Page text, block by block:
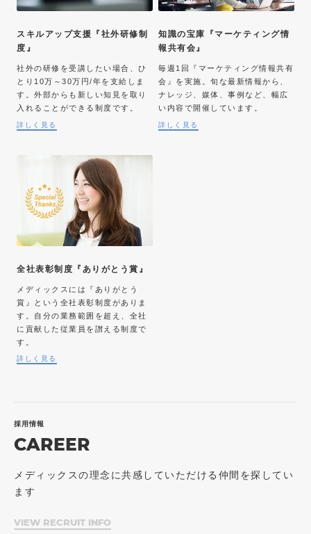
スキルアップ支援『社外研修制
度』
社外の研修を受講したい場合、ひ
とり10万～30万円/年を支給しま
す。外部からも新しい知見を取り
入れることができる制度です。
詳しく見る
知識の宝庫『マーケティング情
報共有会』
毎週1回『マーケティング情報共有
会』を実施。旬な最新情報から、
ナレッジ、媒体、事例など、幅広
い内容で開催しています。
詳しく見る
全社表彰制度『ありがとう賞』
メディックスには『ありがとう
賞』という全社表彰制度がありま
す。自分の業務範囲を超え、全社
に貢献した従業員を讃える制度で
す。
詳しく見る
採用情報
CAREER
メディックスの理念に共感していただける仲間を探してい
ます
VIEW RECRUIT INFO